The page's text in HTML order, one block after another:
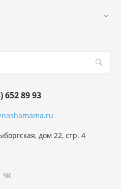
652 89 93
дом 22, стр. 4